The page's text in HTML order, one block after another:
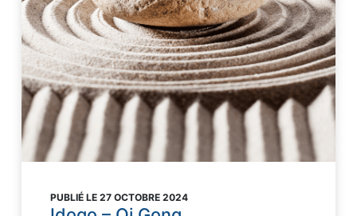
PUBLIÉ LE 27 OCTOBRE 2024